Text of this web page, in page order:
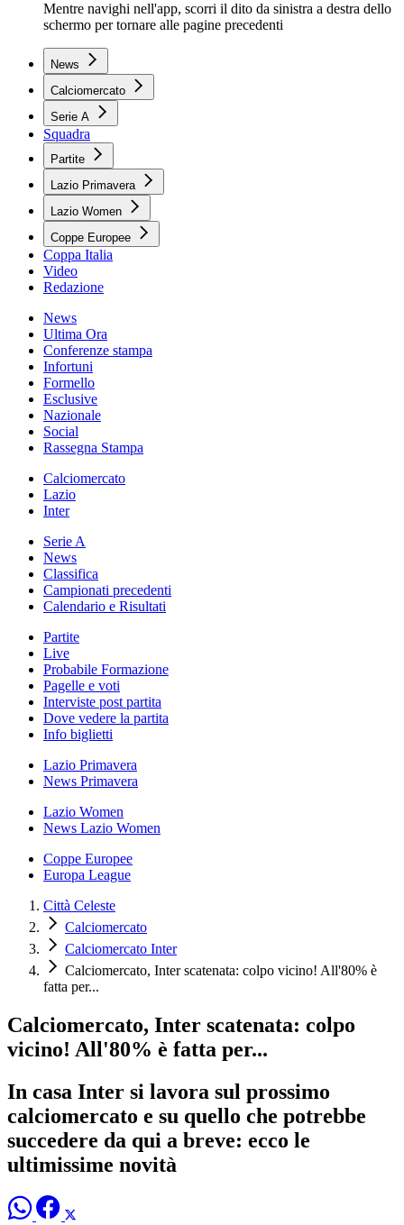
Mentre navighi nell'app, scorri il dito da sinistra a destra dello
schermo per tornare alle pagine precedenti
News
Calciomercato
Serie A
Squadra
Partite
Lazio Primavera
Lazio Women
Coppe Europee
Coppa Italia
Video
Redazione
News
Ultima Ora
Conferenze stampa
Infortuni
Formello
Esclusive
Nazionale
Social
Rassegna Stampa
Calciomercato
Lazio
Inter
Serie A
News
Classifica
Campionati precedenti
Calendario e Risultati
Partite
Live
Probabile Formazione
Pagelle e voti
Interviste post partita
Dove vedere la partita
Info biglietti
Lazio Primavera
News Primavera
Lazio Women
News Lazio Women
Coppe Europee
Europa League
Città Celeste
Calciomercato
Calciomercato Inter
Calciomercato, Inter scatenata: colpo vicino! All'80% è
fatta per...
Calciomercato, Inter scatenata: colpo
vicino! All'80% è fatta per...
In casa Inter si lavora sul prossimo
calciomercato e su quello che potrebbe
succedere da qui a breve: ecco le
ultimissime novità